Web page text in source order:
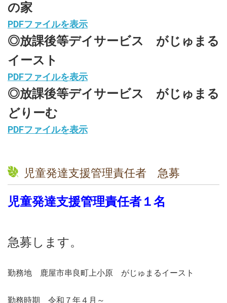
の家
PDFファイルを表示
◎放課後等デイサービス がじゅまる
イースト
PDFファイルを表示
◎放課後等デイサービス がじゅまる
どりーむ
PDFファイルを表示
児童発達支援管理責任者 急募
児童発達支援管理責任者１名
急募します。
勤務地 鹿屋市串良町上小原 がじゅまるイースト
勤務時期 令和７年４月～